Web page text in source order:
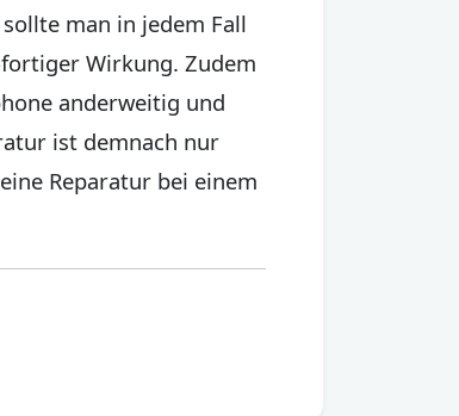
man in jedem Fall
Wirkung. Zudem
anderweitig und
ist demnach nur
Reparatur bei einem